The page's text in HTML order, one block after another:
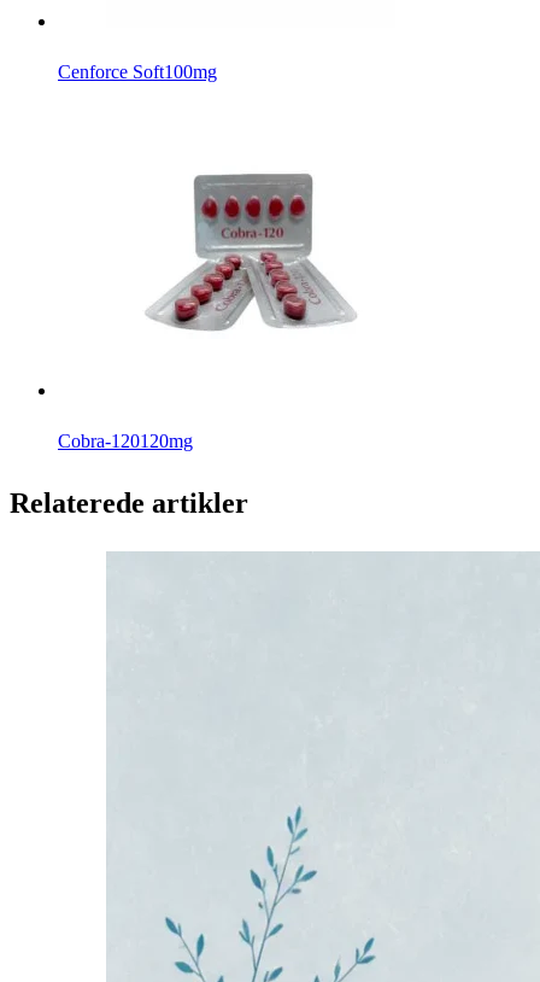
Cenforce Soft100mg
Cobra-120120mg
Relaterede artikler